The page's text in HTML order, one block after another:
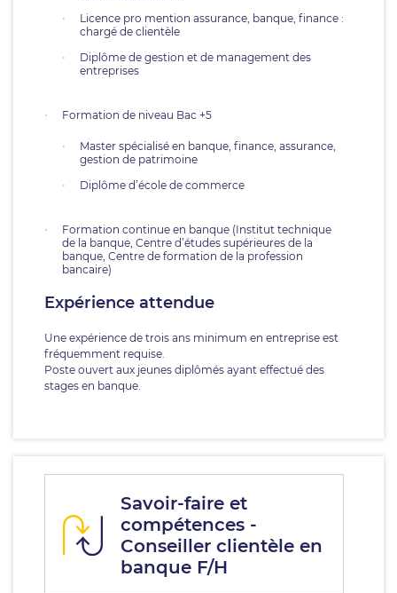
Licence pro mention assurance, banque, finance :
chargé de clientèle
Diplôme de gestion et de management des
entreprises
Formation de niveau Bac +5
Master spécialisé en banque, finance, assurance,
gestion de patrimoine
Diplôme d’école de commerce
Formation continue en banque (Institut technique
de la banque, Centre d’études supérieures de la
banque, Centre de formation de la profession
bancaire)
Expérience attendue
Une expérience de trois ans minimum en entreprise est
fréquemment requise.
Poste ouvert aux jeunes diplômés ayant effectué des
stages en banque.
Savoir-faire et
compétences -
Conseiller clientèle en
banque F/H